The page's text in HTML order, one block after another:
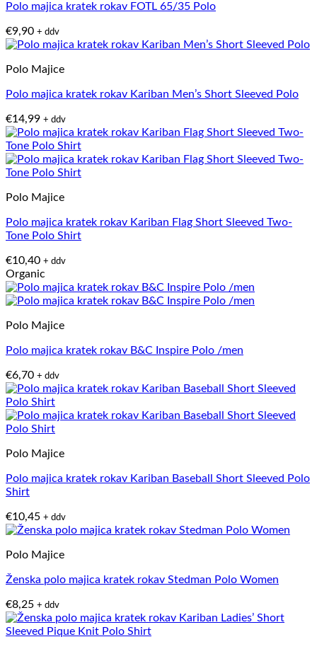
Polo majica kratek rokav FOTL 65/35 Polo
€9,90 + ddv
Polo Majice
Polo majica kratek rokav Kariban Men’s Short Sleeved Polo
€14,99 + ddv
Polo Majice
Polo majica kratek rokav Kariban Flag Short Sleeved Two-
Tone Polo Shirt
€10,40 + ddv
Organic
Polo Majice
Polo majica kratek rokav B&C Inspire Polo /men
€6,70 + ddv
Polo Majice
Polo majica kratek rokav Kariban Baseball Short Sleeved Polo
Shirt
€10,45 + ddv
Polo Majice
Ženska polo majica kratek rokav Stedman Polo Women
€8,25 + ddv